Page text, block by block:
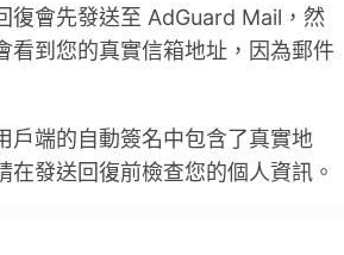
復會先發送至 AdGuard Mail，然
看到您的真實信箱地址，因為郵件
戶端的自動簽名中包含了真實地
發送回復前檢查您的個人資訊。